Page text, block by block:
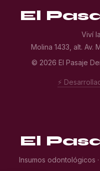
El
Viví
Molina 1433, alt. Av.
© 2026 El Pasaje
⚡
El
Insumos odontológicos